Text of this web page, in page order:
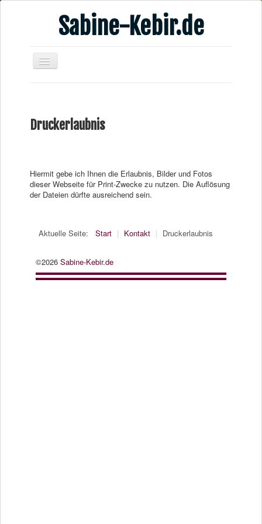
Sabine-Kebir.de
Publikationen
Kontakt
Videos
Druckerlaubnis
Hiermit gebe ich Ihnen die Erlaubnis, Bilder und Fotos
dieser Webseite für Print-Zwecke zu nutzen. Die Auflösung
der Dateien dürfte ausreichend sein.
Aktuelle Seite: Start | Kontakt | Druckerlaubnis
©2026 Sabine-Kebir.de